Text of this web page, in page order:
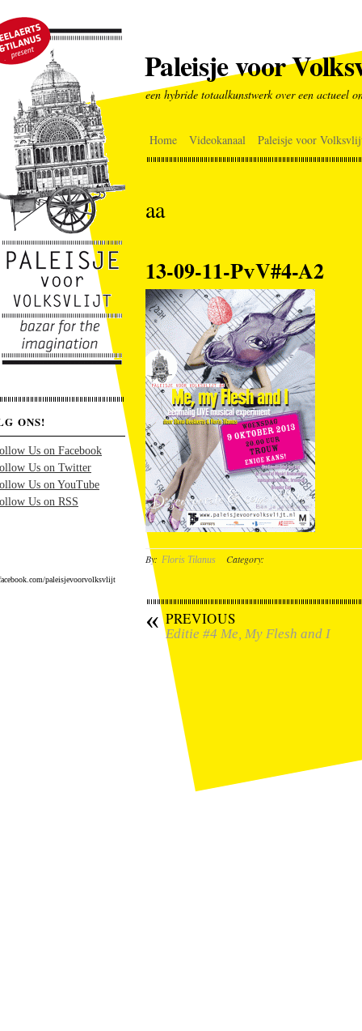
ONS!
paleisjevoorvolksvlijt
Paleisje voor
een hybride totaalkunstwerk over een actueel
Home Videokanaal Paleisje voor
aa
13-09-11-PvV#4-A2
By: Floris Tilanus Category:
« PREVIOUS
Editie #4 Me, My Flesh and I